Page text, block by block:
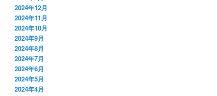
2024年12月
2024年11月
2024年10月
2024年9月
2024年8月
2024年7月
2024年6月
2024年5月
2024年4月